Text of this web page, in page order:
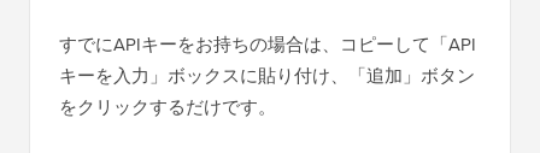
すでにAPIキーをお持ちの場合は、コピーして「API
キーを入力」ボックスに貼り付け、「追加」ボタン
をクリックするだけです。